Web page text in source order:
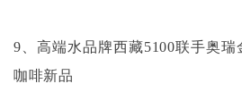
9、高端水品牌西藏5100联手奥
咖啡新品